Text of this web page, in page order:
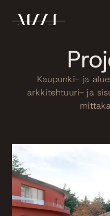
Kaupunki- ja
arkkitehtuuri- ja